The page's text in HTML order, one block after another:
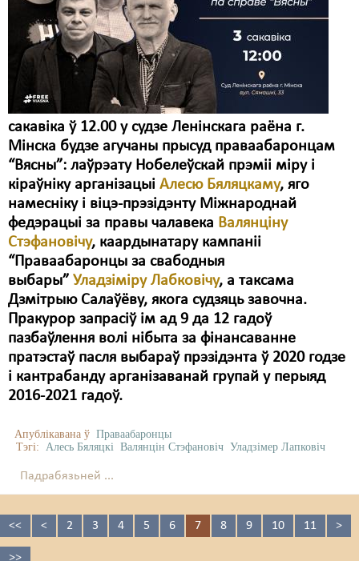
сакавіка ў 12.00 у судзе Ленінскага раёна г.
Мінска будзе агучаны прысуд праваабаронцам
“Вясны”: лаўрэату Нобелеўскай прэміі міру і
кіраўніку арганізацыі Алесю Бяляцкаму, яго
намесніку і віцэ-прэзідэнту Міжнароднай
федэрацыі за правы чалавека Валянціну
Стэфановічу, каардынатару кампаніі
“Праваабаронцы за свабодныя
выбары” Уладзіміру Лабковічу, а таксама
Дзмітрыю Салаўёву, якога судзяць завочна.
Пракурор запрасіў ім ад 9 да 12 гадоў
пазбаўлення волі нібыта за фінансаванне
пратэстаў пасля выбараў прэзідэнта ў 2020 годзе
і кантрабанду арганізаванай групай у перыяд
2016-2021 гадоў.
Апублікавана ў Праваабаронцы
Тэгі: Алесь Бяляцкі Валянцін Стэфановіч Уладзімер Лапковіч
Падрабязьней ...
<< < 2 3 4 5 6 7 8 9 10 11 >
>>